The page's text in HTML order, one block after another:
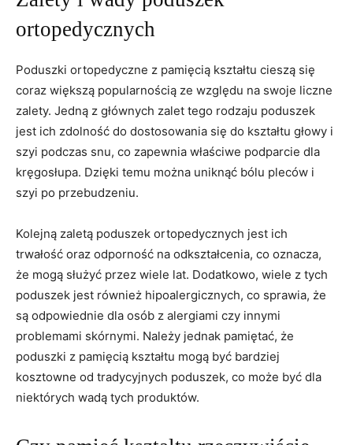
ortopedycznych
Poduszki ortopedyczne z pamięcią kształtu cieszą ​się
coraz większą popularnością ze​ względu na swoje liczne
zalety. Jedną z głównych zalet tego rodzaju poduszek
jest ich zdolność do dostosowania się do kształtu głowy i
szyi podczas snu, ⁤co zapewnia właściwe podparcie dla
kręgosłupa. Dzięki temu można uniknąć bólu pleców i
szyi po przebudzeniu.
Kolejną zaletą poduszek ortopedycznych jest ⁢ich
trwałość oraz ⁢odporność na odkształcenia, co ⁢oznacza,
że mogą służyć przez wiele lat. Dodatkowo,⁢ wiele z‌ tych
poduszek jest ⁣również hipoalergicznych, co sprawia, że
są odpowiednie​ dla osób z alergiami czy ⁣innymi
problemami skórnymi. Należy jednak pamiętać, że
poduszki z pamięcią ⁣kształtu mogą być ‍bardziej
kosztowne ⁣od tradycyjnych poduszek, co może być dla
niektórych wadą tych ‌produktów.